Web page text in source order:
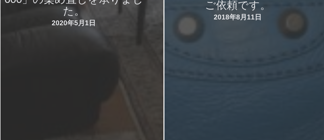
た。
2020年5月1日
ご依頼です。
2018年8月11日